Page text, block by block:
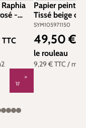
-
Casélio
:
TTC
Papier peint
Tissé beige
Symphony de
| Réf.
SYM105971150
9,29 €TTC / m2
Prix régulier :
49,50 €
le rouleau